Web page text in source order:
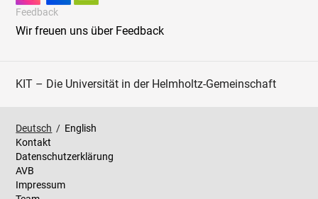
Feedback
Wir freuen uns über Feedback
KIT – Die Universität in der Helmholtz-Gemeinschaft
Deutsch / English
Kontakt
Datenschutzerklärung
AVB
Impressum